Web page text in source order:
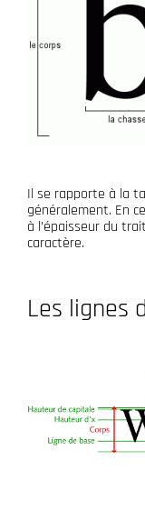
Il se rapporte à la
généralement. En
à l’épaisseur du
caractère.
Les lignes